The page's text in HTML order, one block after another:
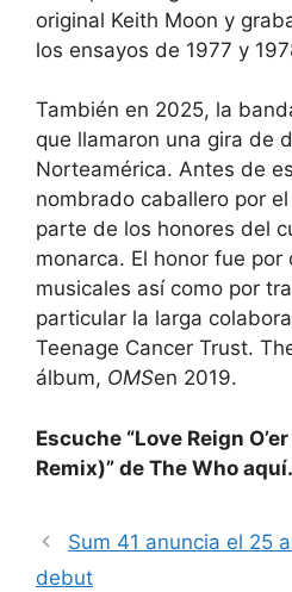
original Keith Moon y
los ensayos de 1977 y
También en 2025, la
que llamaron una gira de
Norteamérica. Antes de
nombrado caballero por
parte de los honores del
monarca. El honor fue por
musicales así como por
particular la larga
Teenage Cancer Trust.
álbum, OMSen 2019.
Escuche “Love Reign
Remix)” de The Who aquí.
Sum 41 anuncia el 25
debut